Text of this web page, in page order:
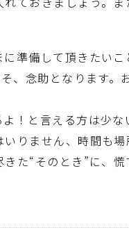
準備して頂きたい
、念助となります
！と言える方は少
りません、時間も
た“そのとき”に、